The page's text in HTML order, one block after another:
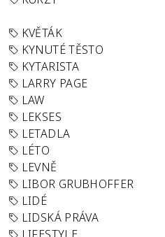
KVĚTÁK
KYNUTÉ TĚSTO
KYTARISTA
LARRY PAGE
LAW
LEKSES
LETADLA
LÉTO
LEVNĚ
LIBOR GRUBHOFFER
LIDÉ
LIDSKÁ PRÁVA